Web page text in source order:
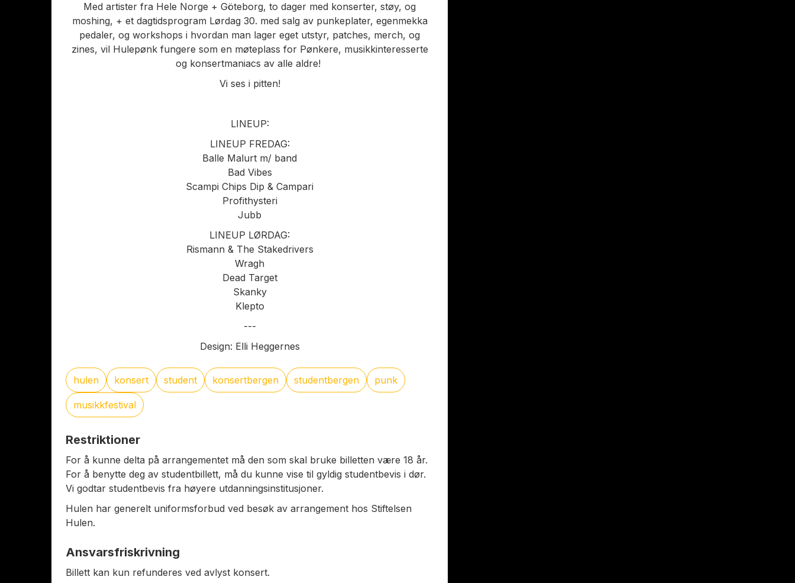
Med artister fra Hele Norge + Göteborg, to dager med konserter, støy, og
moshing, + et dagtidsprogram Lørdag 30. med salg av punkeplater, egenmekka
pedaler, og workshops i hvordan man lager eget utstyr, patches, merch, og
zines, vil Hulepønk fungere som en møteplass for Pønkere, musikkinteresserte
og konsertmaniacs av alle aldre!
Vi ses i pitten!
LINEUP:
LINEUP FREDAG:
Balle Malurt m/ band
Bad Vibes
Scampi Chips Dip & Campari
Profithysteri
Jubb
LINEUP LØRDAG:
Rismann & The Stakedrivers
Wragh
Dead Target
Skanky
Klepto
---
Design: Elli Heggernes
hulen konsert student konsertbergen studentbergen punk
musikkfestival
Restriktioner
For å kunne delta på arrangementet må den som skal bruke billetten være 18 år.
For å benytte deg av studentbillett, må du kunne vise til gyldig studentbevis i dør.
Vi godtar studentbevis fra høyere utdanningsinstitusjoner.
Hulen har generelt uniformsforbud ved besøk av arrangement hos Stiftelsen
Hulen.
Ansvarsfriskrivning
Billett kan kun refunderes ved avlyst konsert.